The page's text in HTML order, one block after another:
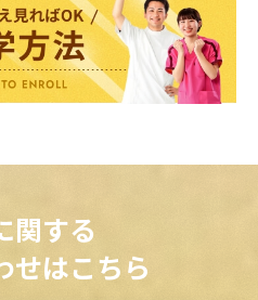
関する
せはこちら